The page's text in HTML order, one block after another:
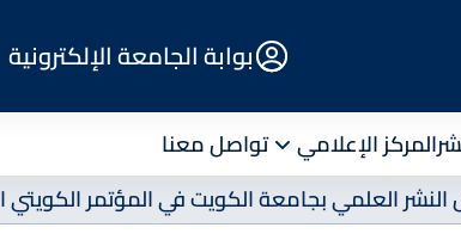
E-
Portal
بوابة الجامعة الإلكترونية
المركز الإعلامي تواصل معنا
العلمي بجامعة الكويت في المؤتمر الكويتي